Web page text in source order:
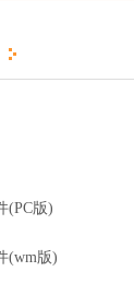
(PC版)
(wm版)